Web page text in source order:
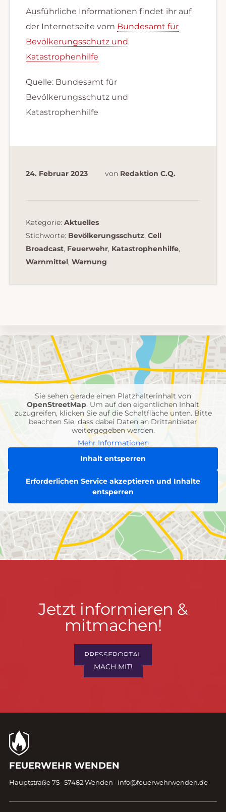
Ausführliche Informationen findet ihr auf
der Internetseite vom Bundesamt für
Bevölkerungsschutz und
Katastrophenhilfe
Quelle: Bundesamt für
Bevölkerungsschutz und
Katastrophenhilfe
24. Februar 2023 von Redaktion C.Q.
Kategorie: Aktuelles
Stichworte: Bevölkerungsschutz, Cell
Broadcast, Feuerwehr, Katastrophenhilfe,
Warnmittel, Warnung
Umgebungskarte
mit
Feuerwehr-
Einheiten
Sie sehen gerade einen Platzhalterinhalt von
OpenStreetMap. Um auf den eigentlichen Inhalt
zuzugreifen, klicken Sie auf die Schaltfläche unten. Bitte
beachten Sie, dass dabei Daten an Drittanbieter
weitergegeben werden.
Mehr Informationen
Inhalt entsperren
Erforderlichen Service akzeptieren und Inhalte
entsperren
Jetzt
informieren
mitmachen!
Jetzt informieren &
mitmachen!
PRESSEPORTAL
MACH MIT!
Kontaktdaten
Fußzeile
FEUERWEHR WENDEN
Hauptstraße 75 · 57482 Wenden · info@feuerwehrwenden.de